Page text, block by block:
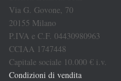
Via G. Govone, 70
20155 Milano
P.IVA e C.F. 04430980963
CCIAA 1747448
Capitale sociale 10.000 € i.v.
Condizioni di vendita